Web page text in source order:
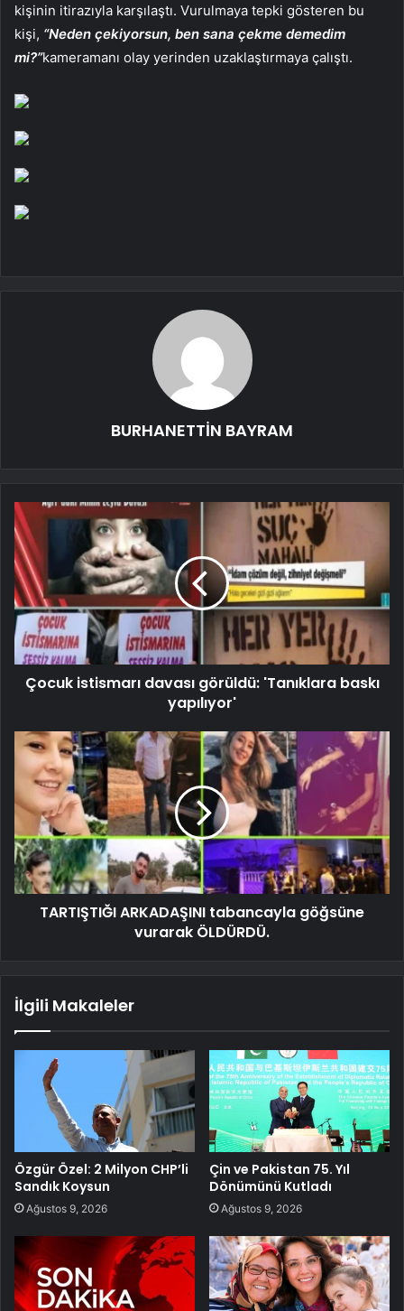
kişinin itirazıyla karşılaştı. Vurulmaya tepki gösteren bu
kişi, “Neden çekiyorsun, ben sana çekme demedim
mi?”kameramanı olay yerinden uzaklaştırmaya çalıştı.
BURHANETTİN BAYRAM
Çocuk istismarı davası görüldü: 'Tanıklara baskı
yapılıyor'
TARTIŞTIĞI ARKADAŞINI tabancayla göğsüne
vurarak ÖLDÜRDÜ.
İlgili Makaleler
Özgür Özel: 2 Milyon CHP’li
Sandık Koysun
Ağustos 9, 2026
Çin ve Pakistan 75. Yıl
Dönümünü Kutladı
Ağustos 9, 2026